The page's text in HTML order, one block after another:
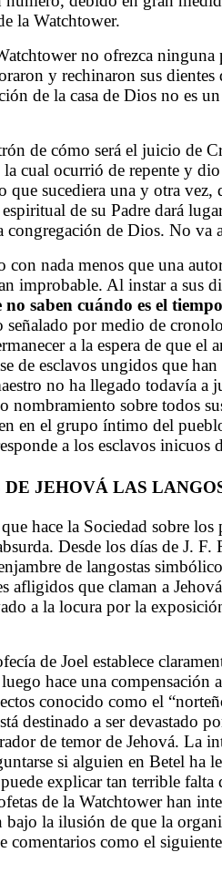
la Watchtower.
no ofrezca
y rechinaron sus
de la casa de Dios no es
de cómo será el juicio de
cual ocurrió de repente y
que sucediera una y otra
de su Padre dará
congregación de Dios. No va
con nada menos que una
improbable. Al instar a sus
saben cuándo es el
por medio de
a la espera de que
de esclavos ungidos que
no ha llegado todavía a
nombramiento sobre todos
en el grupo íntimo del
a los esclavos inicuos
DE JEHOVÁ LAS
hace la Sociedad sobre
Desde los días de J.
de langostas
afligidos que claman a
a la locura por la
de Joel establece
luego hace una compensación
conocido como el
destinado a ser devastado
de temor de Jehová. La
si alguien en Betel ha
explicar tan terrible
de la Watchtower han
bajo la ilusión de que la
comentarios como el